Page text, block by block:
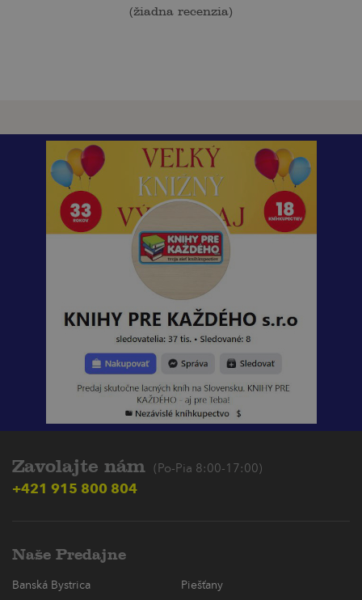
(žiadna recenzia)
Zavolajte nám (Po-Pia 8:00-17:00)
+421 915 800 804
Naše Predajne
Banská Bystrica
Piešťany